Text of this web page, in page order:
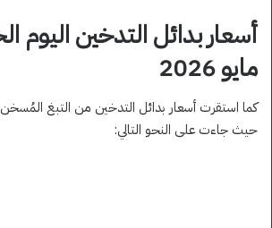
مايو 2026
كما استقرت أسعار بدائل التدخين من التبغ
حيث جاءت على النحو التالي: